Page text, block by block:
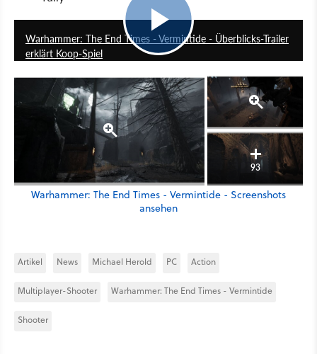
Warhammer: The End Times - Vermintide - Überblicks-Trailer
erklärt Koop-Spiel
93
Warhammer: The End Times - Vermintide - Screenshots
ansehen
Artikel News Michael Herold PC Action
Multiplayer-Shooter Warhammer: The End Times - Vermintide
Shooter